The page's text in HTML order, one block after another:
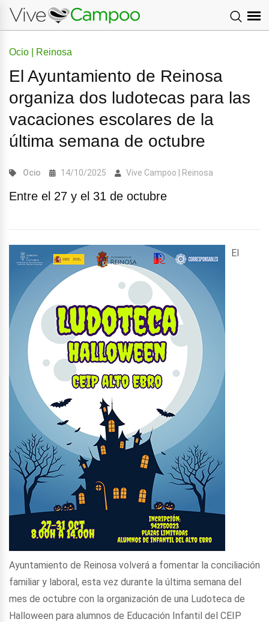
Ocio | Reinosa
El Ayuntamiento de Reinosa
organiza dos ludotecas para las
vacaciones escolares de la
última semana de octubre
Ocio 14/10/2025 Vive Campoo | Reinosa
Entre el 27 y el 31 de octubre
El
Ayuntamiento de Reinosa volverá a fomentar la conciliación
familiar y laboral, esta vez durante la última semana del
mes de octubre con la organización de una Ludoteca de
Halloween para alumnos de Educación Infantil del CEIP